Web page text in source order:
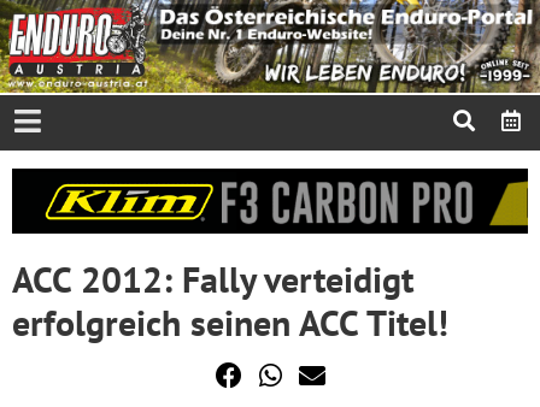
ACC 2012: Fally verteidigt
erfolgreich seinen ACC Titel!